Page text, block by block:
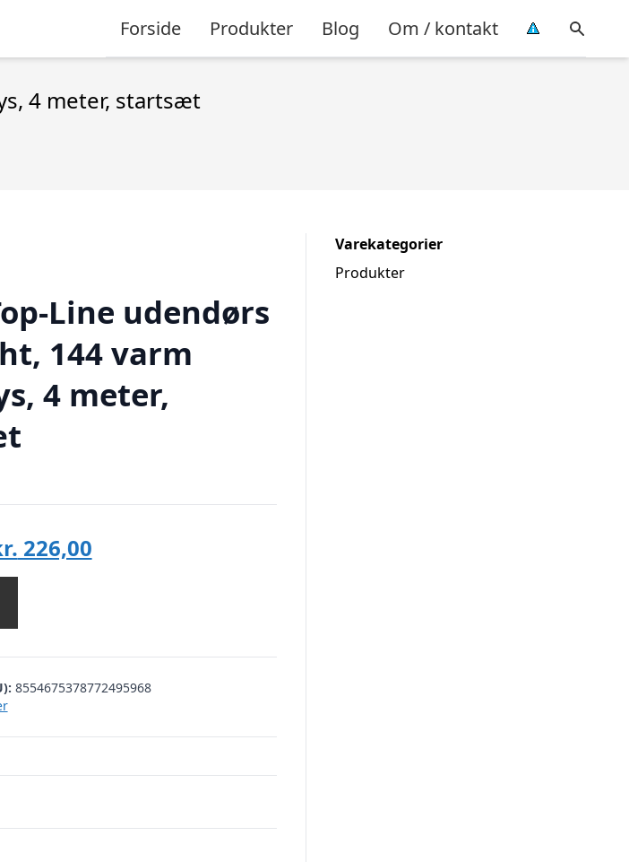
Forside Produkter Blog Om / kontakt
4 meter, startsæt
Line udendørs
144 varm
4 meter,
238,00.
226,00Den
kr. 226,00.
8554675378772495968
Varekategorier
Produkter